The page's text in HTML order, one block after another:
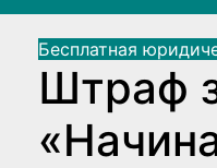
Бесплатная
Штраф